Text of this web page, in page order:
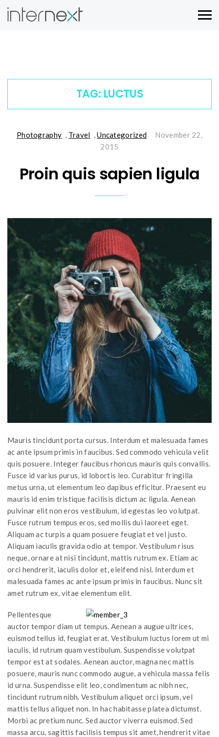
TAG: LUCTUS
Photography , Travel ,Uncategorized
November 22,
2015
Proin quis sapien ligula
Mauris tincidunt porta cursus. Interdum et malesuada fames
ac ante ipsum primis in faucibus. Sed commodo vehicula velit
quis posuere. Integer faucibus rhoncus mauris quis convallis.
Fusce id varius purus, id lobortis leo. Curabitur fringilla
metus urna, ut elementum leo dapibus efficitur. Praesent eu
mauris id enim tristique facilisis dictum ac ligula. Aenean
pulvinar elit non eros vestibulum, id egestas leo volutpat.
Fusce rutrum tempus eros, sed mollis dui laoreet eget.
Aliquam ac turpis a quam posuere feugiat et vel justo.
Aliquam iaculis gravida odio at tempor. Vestibulum risus
neque, ornare at nisi tincidunt, mattis rutrum ex. Etiam ac
orci hendrerit, iaculis dolor et, eleifend nisl. Interdum et
malesuada fames ac ante ipsum primis in faucibus. Nunc sit
amet rutrum ex, vitae elementum elit.
Pellentesque
auctor tempor diam ut tempus. Aenean a augue ultrices,
euismod tellus id, feugiat erat. Vestibulum luctus lorem ut mi
iaculis, id rutrum quam vestibulum. Suspendisse volutpat
tempor est at sodales. Aenean auctor, magna nec mattis
posuere, mauris nunc commodo augue, a vehicula massa felis
id urna. Suspendisse elit leo, condimentum ac nibh nec,
tincidunt rutrum nibh. Vestibulum aliquet orci ipsum, vel
mattis tellus aliquet non. In hac habitasse platea dictumst.
Morbi ac pretium nunc. Sed auctor viverra euismod. Sed
massa arcu, sagittis facilisis tempus sit amet, hendrerit vitae